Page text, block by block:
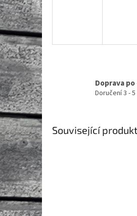
Doprava po
Doručení 3 -
Související